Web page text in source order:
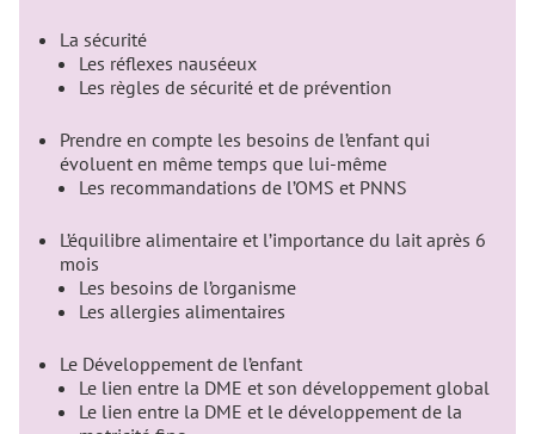
La sécurité
Les réflexes nauséeux
Les règles de sécurité et de prévention
Prendre en compte les besoins de l’enfant qui
évoluent en même temps que lui-même
Les recommandations de l’OMS et PNNS
L’équilibre alimentaire et l’importance du lait après 6
mois
Les besoins de l’organisme
Les allergies alimentaires
Le Développement de l’enfant
Le lien entre la DME et son développement global
Le lien entre la DME et le développement de la